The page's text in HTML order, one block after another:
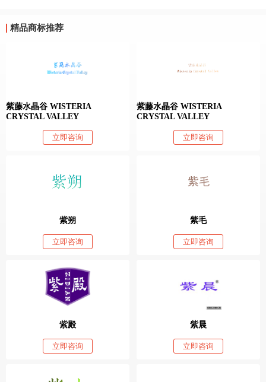
精品商标推荐
紫藤水晶谷 WISTERIA
CRYSTAL VALLEY
立即咨询
紫藤水晶谷 WISTERIA
CRYSTAL VALLEY
立即咨询
紫朔
立即咨询
紫毛
立即咨询
紫殿
立即咨询
紫晨
立即咨询